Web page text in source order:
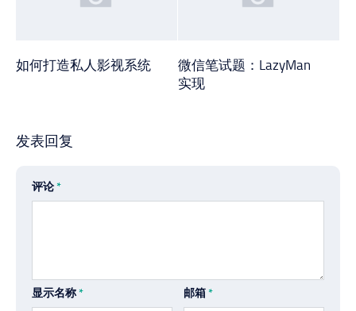
如何打造私人影视系统
微信笔试题：LazyMan
实现
发表回复
评论*
显示名称* 邮箱*